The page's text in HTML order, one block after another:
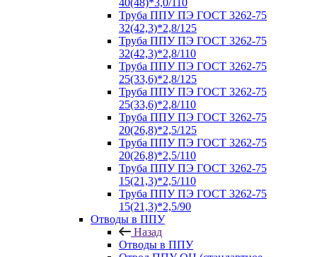
40(48)*3,0/110
Труба ППУ ПЭ ГОСТ 3262-75
32(42,3)*2,8/125
Труба ППУ ПЭ ГОСТ 3262-75
32(42,3)*2,8/110
Труба ППУ ПЭ ГОСТ 3262-75
25(33,6)*2,8/125
Труба ППУ ПЭ ГОСТ 3262-75
25(33,6)*2,8/110
Труба ППУ ПЭ ГОСТ 3262-75
20(26,8)*2,5/125
Труба ППУ ПЭ ГОСТ 3262-75
20(26,8)*2,5/110
Труба ППУ ПЭ ГОСТ 3262-75
15(21,3)*2,5/110
Труба ППУ ПЭ ГОСТ 3262-75
15(21,3)*2,5/90
Отводы в ППУ
Назад
Отводы в ППУ